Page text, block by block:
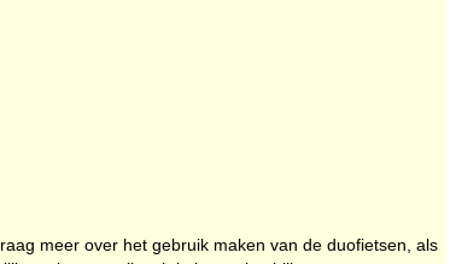
meer over het gebruik maken van de duofietsen, als